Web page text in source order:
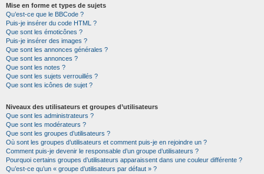
Mise en forme et types de sujets
Qu’est-ce que le BBCode ?
Puis-je insérer du code HTML ?
Que sont les émoticônes ?
Puis-je insérer des images ?
Que sont les annonces générales ?
Que sont les annonces ?
Que sont les notes ?
Que sont les sujets verrouillés ?
Que sont les icônes de sujet ?
Niveaux des utilisateurs et groupes d’utilisateurs
Que sont les administrateurs ?
Que sont les modérateurs ?
Que sont les groupes d’utilisateurs ?
Où sont les groupes d’utilisateurs et comment puis-je en rejoindre un ?
Comment puis-je devenir le responsable d’un groupe d’utilisateurs ?
Pourquoi certains groupes d’utilisateurs apparaissent dans une couleur différente ?
Qu’est-ce qu’un « groupe d’utilisateurs par défaut » ?